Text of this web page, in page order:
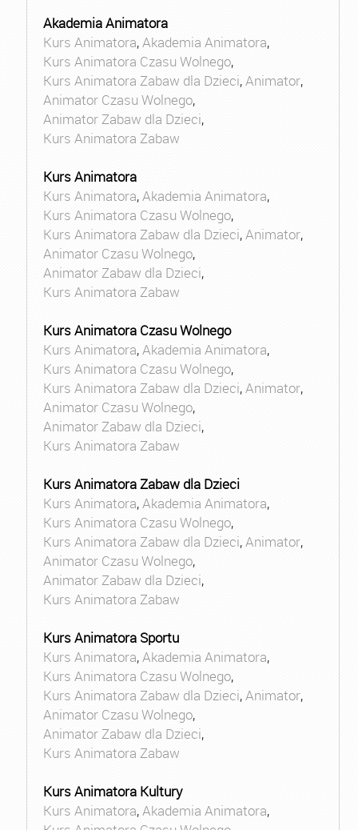
Akademia Animatora
Kurs Animatora,Akademia Animatora,
Kurs Animatora Czasu Wolnego,
Kurs Animatora Zabaw dla Dzieci,Animator,
Animator Czasu Wolnego,
Animator Zabaw dla Dzieci,
Kurs Animatora Zabaw
Kurs Animatora
Kurs Animatora,Akademia Animatora,
Kurs Animatora Czasu Wolnego,
Kurs Animatora Zabaw dla Dzieci,Animator,
Animator Czasu Wolnego,
Animator Zabaw dla Dzieci,
Kurs Animatora Zabaw
Kurs Animatora Czasu Wolnego
Kurs Animatora,Akademia Animatora,
Kurs Animatora Czasu Wolnego,
Kurs Animatora Zabaw dla Dzieci,Animator,
Animator Czasu Wolnego,
Animator Zabaw dla Dzieci,
Kurs Animatora Zabaw
Kurs Animatora Zabaw dla Dzieci
Kurs Animatora,Akademia Animatora,
Kurs Animatora Czasu Wolnego,
Kurs Animatora Zabaw dla Dzieci,Animator,
Animator Czasu Wolnego,
Animator Zabaw dla Dzieci,
Kurs Animatora Zabaw
Kurs Animatora Sportu
Kurs Animatora,Akademia Animatora,
Kurs Animatora Czasu Wolnego,
Kurs Animatora Zabaw dla Dzieci,Animator,
Animator Czasu Wolnego,
Animator Zabaw dla Dzieci,
Kurs Animatora Zabaw
Kurs Animatora Kultury
Kurs Animatora,Akademia Animatora,